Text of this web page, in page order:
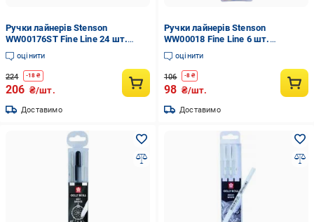
Ручки лайнерів Stenson
WW00176ST Fine Line 24 шт.
(606394)
оцінити
224 -18 ₴
206 ₴/шт.
Доставимо
Ручки лайнерів Stenson
WW00018 Fine Line 6 шт.
(592982)
оцінити
106 -8₴
98 ₴/шт.
Доставимо